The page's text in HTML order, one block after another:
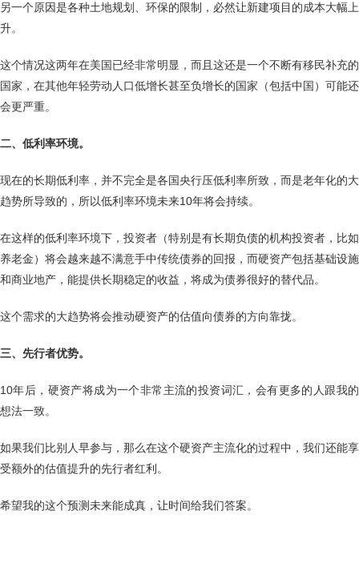
另一个原因是各种土地规划、环保的限制，必然让新建项目的成本大幅上
升。
这个情况这两年在美国已经非常明显，而且这还是一个不断有移民补充的
国家，在其他年轻劳动人口低增长甚至负增长的国家（包括中国）可能还
会更严重。
二、低利率环境。
现在的长期低利率，并不完全是各国央行压低利率所致，而是老年化的大
趋势所导致的，所以低利率环境未来10年将会持续。
在这样的低利率环境下，投资者（特别是有长期负债的机构投资者，比如
养老金）将会越来越不满意手中传统债券的回报，而硬资产包括基础设施
和商业地产，能提供长期稳定的收益，将成为债券很好的替代品。
这个需求的大趋势将会推动硬资产的估值向债券的方向靠拢。
三、先行者优势。
10年后，硬资产将成为一个非常主流的投资词汇，会有更多的人跟我的
想法一致。
如果我们比别人早参与，那么在这个硬资产主流化的过程中，我们还能享
受额外的估值提升的先行者红利。
希望我的这个预测未来能成真，让时间给我们答案。